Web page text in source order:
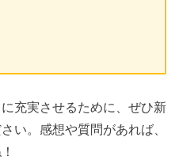
充実させるために、ぜひ新
い。感想や質問があれば、